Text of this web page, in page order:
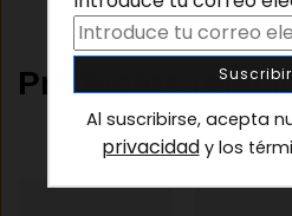
Productos
Al suscribirse, acepta
privacidady los